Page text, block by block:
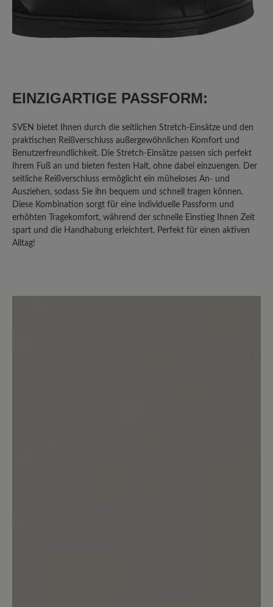
Ein sehr bequemer Schuh. Dank
leide, bin ich froh diesen leichten und
haben
23. März 2025 09:14
Bewertung mit 5 von 5 Sternen
Super bequem
EINZIGARTIGE PASSFORM:
SVEN bietet Ihnen durch die seitlichen Stretch-Einsätze und den
praktischen Reißverschluss außergewöhnlichen Komfort und
Benutzerfreundlichkeit. Die Stretch-Einsätze passen sich perfekt
Ihrem Fuß an und bieten festen Halt, ohne dabei einzuengen. Der
seitliche Reißverschluss ermöglicht ein müheloses An- und
Ausziehen, sodass Sie ihn bequem und schnell tragen können.
Diese Kombination sorgt für eine individuelle Passform und
erhöhten Tragekomfort, während der schnelle Einstieg Ihnen Zeit
spart und die Handhabung erleichtert. Perfekt für einen aktiven
Alltag!